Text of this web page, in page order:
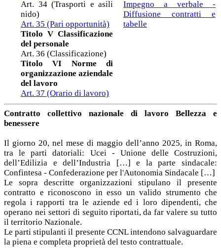
Art. 34 (Trasporti e asili
nido)
Art. 35 (Pari opportunità)
Titolo V Classificazione
del personale
Art. 36 (Classificazione)
Titolo VI Norme di
organizzazione aziendale
del lavoro
Art. 37 (Orario di lavoro)
Impegno a verbale -
Diffusione contratti e
tabelle
Contratto collettivo nazionale di lavoro Bellezza e
benessere
Il giorno 20, nel mese di maggio dell’anno 2025, in Roma,
tra le parti datoriali: Ucei - Unione delle Costruzioni,
dell’Edilizia e dell’Industria […] e la parte sindacale:
Confintesa - Confederazione per l'Autonomia Sindacale […]
Le sopra descritte organizzazioni stipulano il presente
contratto e riconoscono in esso un valido strumento che
regola i rapporti tra le aziende ed i loro dipendenti, che
operano nei settori di seguito riportati, da far valere su tutto
il territorio Nazionale.
Le parti stipulanti il presente CCNL intendono salvaguardare
la piena e completa proprietà del testo contrattuale.